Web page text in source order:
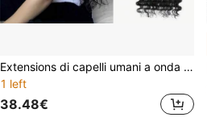
Extensions di capelli umani a onda profonda con nastro adesivo, 20 pezzi, capelli malaysiani Remy, tessuto naturale, 20 pezzi per confezione
1 left
38.48€